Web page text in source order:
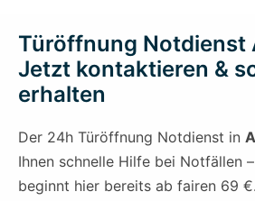
Türöffnung Notdienst
Jetzt kontaktieren &
erhalten
Der 24h Türöffnung Notdienst in
Ihnen schnelle Hilfe bei Notfällen
beginnt hier bereits ab fairen 69